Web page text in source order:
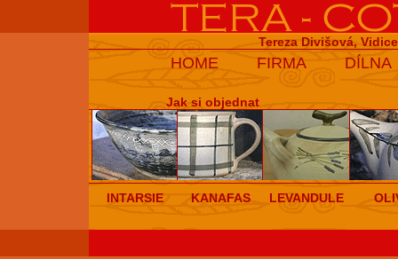
Tereza Divišová,
HOME FIRMA DÍLNA
Jak si objednat
INTARSIE KANAFAS LEVANDULE